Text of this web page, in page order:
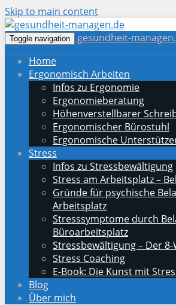
Skip to main content
Toggle navigation
gesundheit-
Home
Ergonomisch Arbeiten
Infos zu Ergonomie
Ergonomieberatung
Höhenverstellbarer
Ergonomischer Bürostuhl
Ergonomische
Stress
Infos zu Stressbewältigung
Stress am Arbeitsplatz –
Gründe für psychische
Arbeitsplatz
Stresssymptome durch
Büroarbeitsplatz
Stressbewältigung – Der
Stress Coaching
E-Book: Die Kunst mit
Blog
Über mich